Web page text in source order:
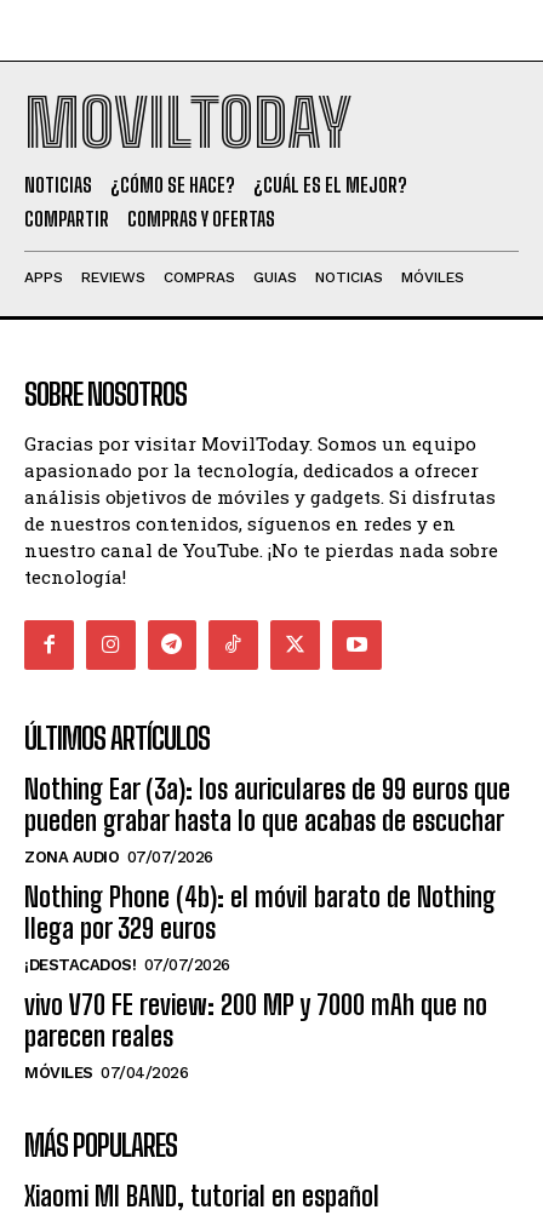
MOVILTODAY
NOTICIAS ¿CÓMO SE HACE?
¿CUÁL ES EL MEJOR?
COMPARTIR
COMPRAS Y OFERTAS
APPS REVIEWS COMPRAS GUIAS NOTICIAS MÓVILES
SOBRE NOSOTROS
Gracias por visitar MovilToday. Somos un equipo
apasionado por la tecnología, dedicados a ofrecer
análisis objetivos de móviles y gadgets. Si disfrutas
de nuestros contenidos, síguenos en redes y en
nuestro canal de YouTube. ¡No te pierdas nada sobre
tecnología!
ÚLTIMOS ARTÍCULOS
Nothing Ear (3a): los auriculares de 99 euros que
pueden grabar hasta lo que acabas de escuchar
ZONA AUDIO 07/07/2026
Nothing Phone (4b): el móvil barato de Nothing
llega por 329 euros
¡DESTACADOS! 07/07/2026
vivo V70 FE review: 200 MP y 7000 mAh que no
parecen reales
MÓVILES 07/04/2026
MÁS POPULARES
Xiaomi MI BAND, tutorial en español